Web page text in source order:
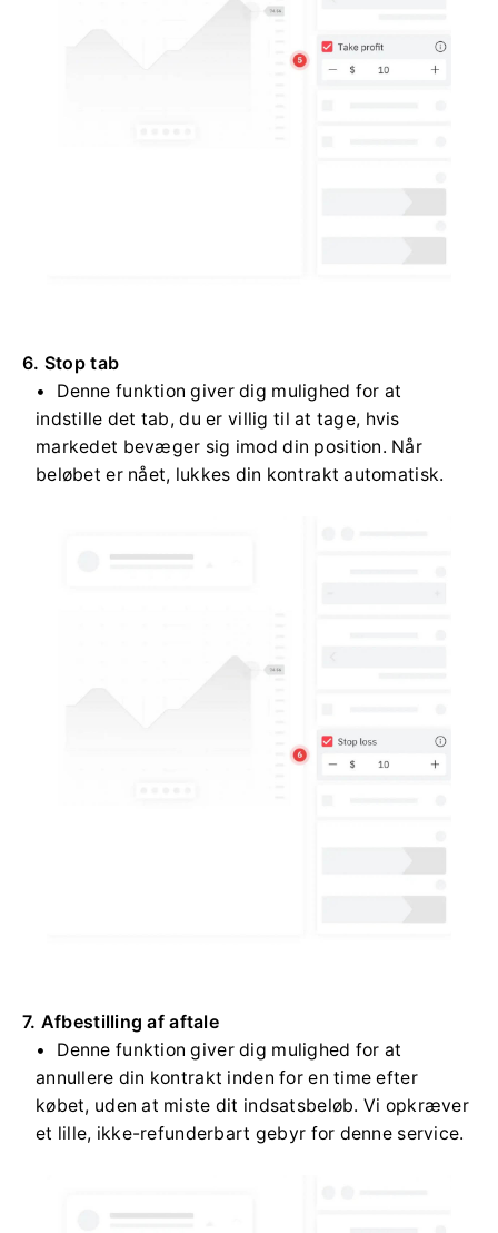
6. Stop tab
Denne funktion giver dig mulighed for at
indstille det tab, du er villig til at tage, hvis
markedet bevæger sig imod din position. Når
beløbet er nået, lukkes din kontrakt automatisk.
7. Afbestilling af aftale
Denne funktion giver dig mulighed for at
annullere din kontrakt inden for en time efter
købet, uden at miste dit indsatsbeløb. Vi opkræver
et lille, ikke-refunderbart gebyr for denne service.